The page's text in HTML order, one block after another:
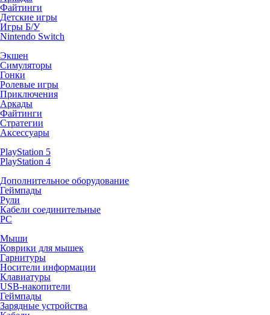
Файтинги
Детские игры
Игры Б/У
Nintendo Switch
Экшен
Симуляторы
Гонки
Ролевые игры
Приключения
Аркады
Файтинги
Стратегии
Аксессуары
PlayStation 5
PlayStation 4
Дополнительное оборудование
Геймпады
Рули
Кабели соединительные
PC
Мыши
Коврики для мышек
Гарнитуры
Носители информации
Клавиатуры
USB-накопители
Геймпады
Зарядные устройства